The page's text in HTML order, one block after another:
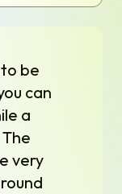
be
can
a
very